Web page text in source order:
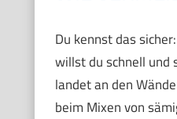
Du kennst das
willst du schnell und
landet an den
beim Mixen von